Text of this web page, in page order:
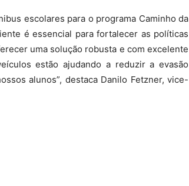
escolares para o programa Caminho da
é essencial para fortalecer as políticas
uma solução robusta e com excelente
estão ajudando a reduzir a evasão
alunos”, destaca Danilo Fetzner, vice-